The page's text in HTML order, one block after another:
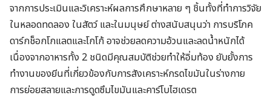
จากการประเมินและวิเคราะห์ผลการศึกษาหลาย ๆ ชิ้นทั้งที่ทำการวิจัย
ในหลอดทดลอง ในสัตว์ และในมนุษย์ ต่างสนับสนุนว่า การบริโภค
ดาร์กช็อกโกแลตและโกโก้ อาจช่วยลดความอ้วนและลดน้ำหนักได้
เนื่องจากอาหารทั้ง 2 ชนิดมีคุณสมบัติช่วยทำให้อิ่มท้อง ยับยั้งการ
ทำงานของยีนที่เกี่ยวข้องกับการสังเคราะห์กรดไขมันในร่างกาย
การย่อยสลายและการดูดซึมไขมันและคาร์โบไฮเดรต